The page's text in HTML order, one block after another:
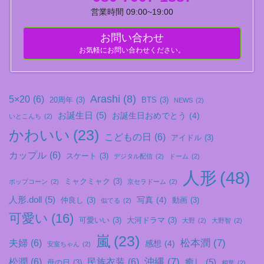
営業時間 09:00~19:00
お問い合わせ
お気軽にお問い合わせください。
5×20 (6) 20周年 (3) Arashi (8) BTS (3) NEWS (2)
いとこんち (2) お誕生日 (5) お誕生日おめでとう (4)
かわいい (23) こどもの日 (6) アイドル (3)
カップル (6) スケート (3) デジタル配信 (2) ドーム (2)
ポップコーン (2) ミャクミャク (3) 京セラドーム (2) 人形 (48)
人形.doll (5) 仲良し (3) 似てる (2) 写真 (4) 動画 (3)
可愛い (16) 可愛いい (3) 大河ドラマ (3) 大野 (2) 大野智 (2)
夫婦 (6) 安室ちゃん (2) 嵐 (23) 感想 (4) 松本潤 (7)
松潤 (6) 民族衣装 (6)